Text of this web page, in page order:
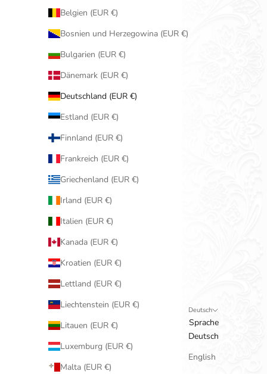
Belgien (EUR €)
Bosnien und Herzegowina (EUR €)
Bulgarien (EUR €)
Dänemark (EUR €)
Deutschland (EUR €)
Estland (EUR €)
Finnland (EUR €)
Frankreich (EUR €)
Griechenland (EUR €)
Irland (EUR €)
Italien (EUR €)
Kanada (EUR €)
Kroatien (EUR €)
Lettland (EUR €)
Liechtenstein (EUR €)
Litauen (EUR €)
Luxemburg (EUR €)
Malta (EUR €)
Deutsch
Sprache
Deutsch
English